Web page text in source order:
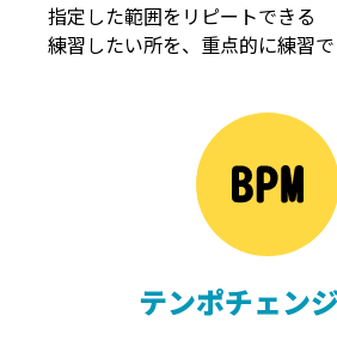
指定した範囲をリピートできる
練習したい所を、重点的に練習で
テンポチェン